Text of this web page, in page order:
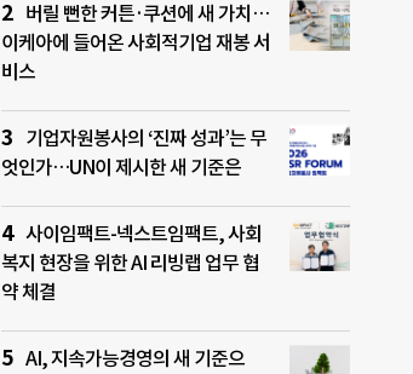
버릴 뻔한 커튼·쿠션에 새 가치…
이케아에 들어온 사회적기업 재봉 서
비스
기업자원봉사의 ‘진짜 성과’는 무
엇인가…UN이 제시한 새 기준은
사이임팩트-넥스트임팩트, 사회
복지 현장을 위한 AI 리빙랩 업무 협
약 체결
AI, 지속가능경영의 새 기준으